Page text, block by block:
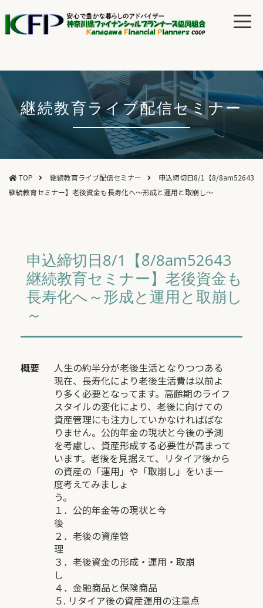
継続教育ライブ配信セミナー
TOP 継続教育ライブ配信セミナー
申込締切日8/1【8/8am52643
継続教育セミナー】老後資金も長寿化へ～形成と運用と取崩し～
申込締切日8/1【8/8am52643
継続教育セミナー】老後資金も
長寿化へ～形成と運用と取崩し
～
概要
人生の約半分が老後生活となりつつある
現在、長寿化により老後生活費は以前よ
り多く必要となってます。高齢期のライフ
スタイルの変化により、老後に向けての
資産管理にも注力していかなければばな
りません。公的年金の現状と今後の予測
を考慮し、資産形成する必要性が高まって
います。老後を見据えて、リタイア後から
の資産の「運用」や「取崩し」をいま一
度考えてみましょ
う
１．公的年金等の現状と今
後
２．老後の資産管
理
３．老後資金の形成・運用・取崩
し
４．金融商品と保険商品
５. リタイア後の資産運用の注意点